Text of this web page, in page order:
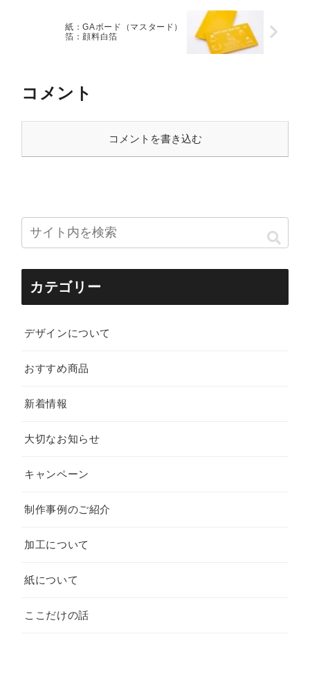
紙：GAボード（マスタード）
箔：顔料白箔
コメント
コメントを書き込む
カテゴリー
デザインについて
おすすめ商品
新着情報
大切なお知らせ
キャンペーン
制作事例のご紹介
加工について
紙について
ここだけの話